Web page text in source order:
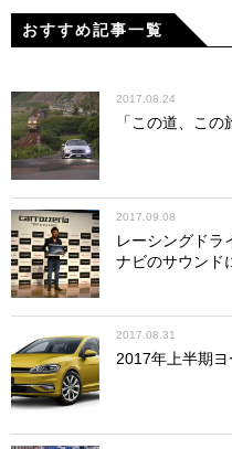
おすすめ記事一覧
2017.08.24
「この道、こ
2017.09.08
レーシングドラ
ナビのサウンド
2017.08.31
2017年上半期